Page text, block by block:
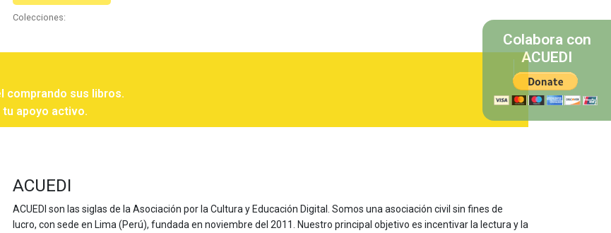
Colecciones:
comprando sus libros.
apoyo activo.
ACUEDI
ACUEDI son las siglas de la Asociación por la Cultura y Educación Digital. Somos una asociación civil sin fines de
lucro, con sede en Lima (Perú), fundada en noviembre del 2011. Nuestro principal objetivo es incentivar la lectura y la
Colabora con
ACUEDI